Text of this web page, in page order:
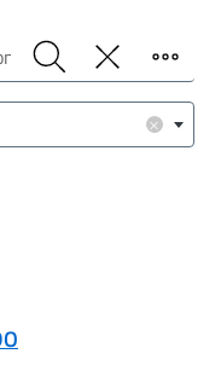
Cerca PulisciFiltro
×